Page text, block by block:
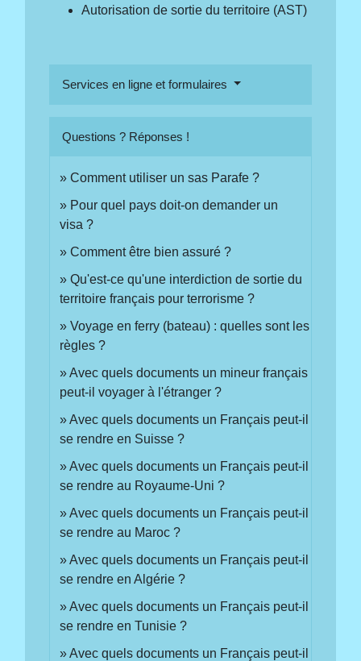
Autorisation de sortie du territoire (AST)
Services en ligne et formulaires
Questions ? Réponses !
Comment utiliser un sas Parafe ?
Pour quel pays doit-on demander un
visa ?
Comment être bien assuré ?
Qu'est-ce qu'une interdiction de sortie du
territoire français pour terrorisme ?
Voyage en ferry (bateau) : quelles sont les
règles ?
Avec quels documents un mineur français
peut-il voyager à l'étranger ?
Avec quels documents un Français peut-il
se rendre en Suisse ?
Avec quels documents un Français peut-il
se rendre au Royaume-Uni ?
Avec quels documents un Français peut-il
se rendre au Maroc ?
Avec quels documents un Français peut-il
se rendre en Algérie ?
Avec quels documents un Français peut-il
se rendre en Tunisie ?
Avec quels documents un Français peut-il